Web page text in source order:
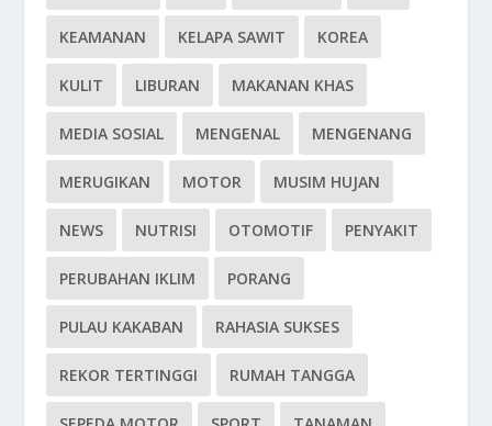
KEAMANAN KELAPA SAWIT KOREA
KULIT LIBURAN MAKANAN KHAS
MEDIA SOSIAL MENGENAL MENGENANG
MERUGIKAN MOTOR MUSIM HUJAN
NEWS NUTRISI OTOMOTIF PENYAKIT
PERUBAHAN IKLIM PORANG
PULAU KAKABAN RAHASIA SUKSES
REKOR TERTINGGI RUMAH TANGGA